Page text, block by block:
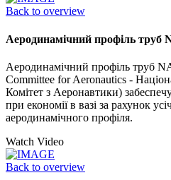
Back to overview
Аеродинамічний профіль
Аеродинамічний профіль труб
Committee for Aeronautics -
Комітет з Аеронавтики)
при економії в вазі за рахунок
аеродинамічного профіля.
Watch Video
Back to overview